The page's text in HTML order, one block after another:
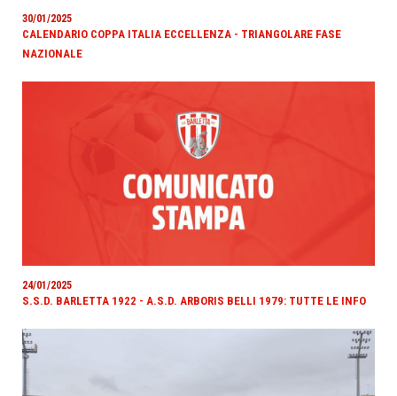
30/01/2025
CALENDARIO COPPA ITALIA ECCELLENZA - TRIANGOLARE FASE
NAZIONALE
24/01/2025
S.S.D. BARLETTA 1922 - A.S.D. ARBORIS BELLI 1979: TUTTE LE INFO